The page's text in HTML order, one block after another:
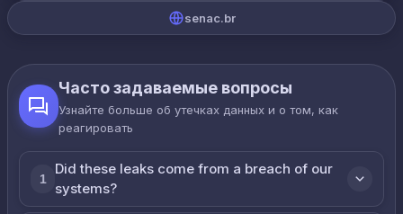
senac.br
Часто задаваемые вопросы
Узнайте больше об утечках данных и о том, как
реагировать
1
Did these leaks come from a breach of our
systems?